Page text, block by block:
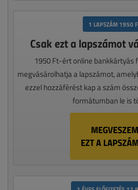
1 LAPSZÁM 1950
Csak ezt a lapszámot
1950 Ft-ért online bankkártyás
megvásárolhatja a lapszámot,
ezzel hozzáférést kap a szám
formátumban le is
MEGVESZEM
EZT A